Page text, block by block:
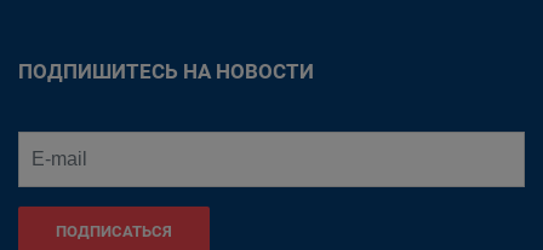
ПОДПИШИТЕСЬ НА НОВОСТИ
ПОДПИСАТЬСЯ